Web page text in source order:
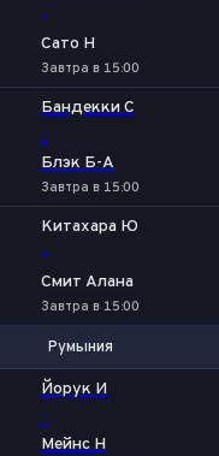
-
Сато Н
Завтра в 15:00
Бандекки С
-
Блэк Б-А
Завтра в 15:00
Китахара Ю
-
Смит Алана
Завтра в 15:00
Румыния
Йорук И
-
Мейнс Н